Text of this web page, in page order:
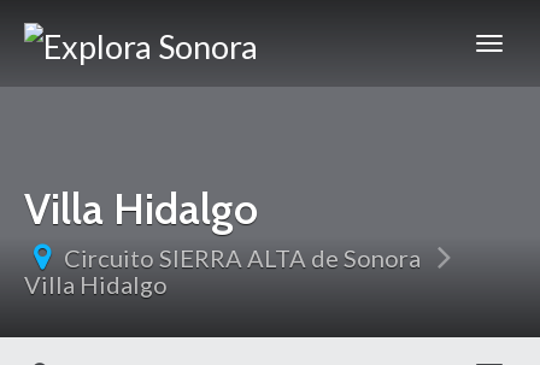
Villa Hidalgo
Circuito SIERRA ALTA de Sonora
Villa Hidalgo